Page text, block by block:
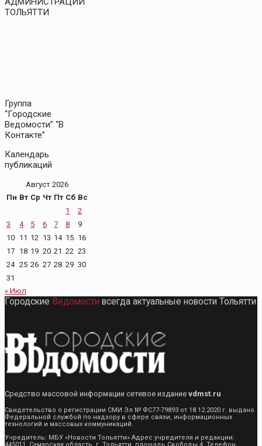
ТОЛЬЯТТИ
Группа
“Городские
Ведомости” “В
Контакте”
Календарь
публикаций
Август 2026
Пн Вт Ср Чт Пт Сб Вс
1
2
3
4 5 6 7 8
9
10 11 12 13 14 15 16
17 18 19 20 21 22 23
24 25 26 27 28 29 30
31
« Июл
Городские Ведомости всегда актуальные новости Тольятти
Средство массовой информации сетевое издание vdmst.ru
Свидетельство о регистрации СМИ Эл № ФС77-79893 от 18.12.2020 г. выдано
Федеральной службой по надзору в сфере связи, информационных
технологий и массовых коммуникаций.
Учредитель: МБУ «Новости Тольятти» Адрес учредителя и редакции:
445011, Самарская область, г. Тольятти, площадь Свободы 4. Телефон